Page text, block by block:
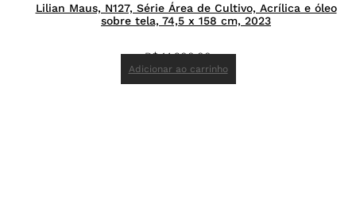
Lilian Maus, N127, Série Área de Cultivo, Acrílica e óleo
sobre tela, 74,5 x 158 cm, 2023
R$14.200,00
Adicionar ao carrinho